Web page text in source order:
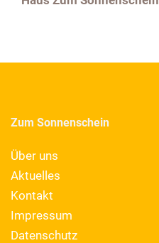
Zum Sonnenschein
Über uns
Aktuelles
Kontakt
Impressum
Datenschutz